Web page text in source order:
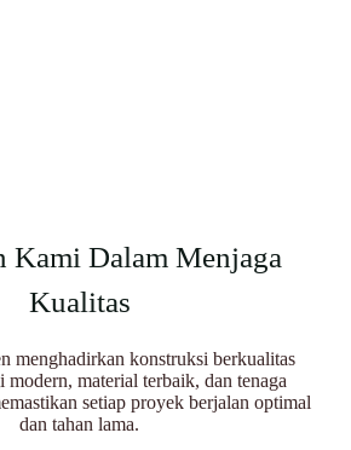
Kami Dalam Menjaga
Kualitas
menghadirkan konstruksi berkualitas
material terbaik, dan tenaga
setiap proyek berjalan optimal
dan tahan lama.